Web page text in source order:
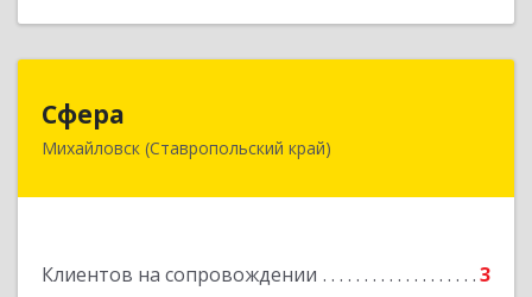
Сфера
Михайловск (Ставропольский край)
Клиентов на сопровождении 3
356240, Ставропольский край, Шпаковский р-
Подробнее